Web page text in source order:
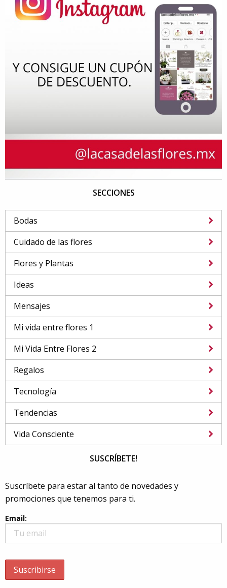
SECCIONES
Bodas
Cuidado de las flores
Flores y Plantas
Ideas
Mensajes
Mi vida entre flores 1
Mi Vida Entre Flores 2
Regalos
Tecnología
Tendencias
Vida Consciente
SUSCRÍBETE!
Suscríbete para estar al tanto de novedades y
promociones que tenemos para ti.
Email: